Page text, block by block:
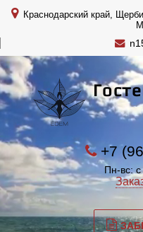
Краснодарский край,
+7
Пн-вс: